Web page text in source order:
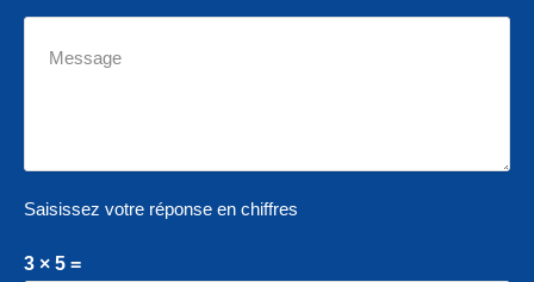
Saisissez votre réponse en chiffres
3 × 5 =